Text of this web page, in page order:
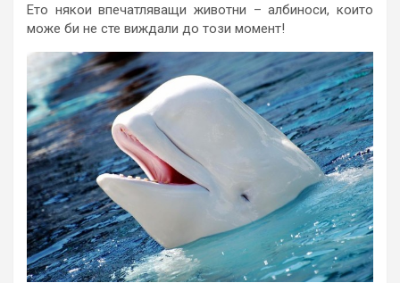
Ето някои впечатляващи животни – албиноси, които
може би не сте виждали до този момент!